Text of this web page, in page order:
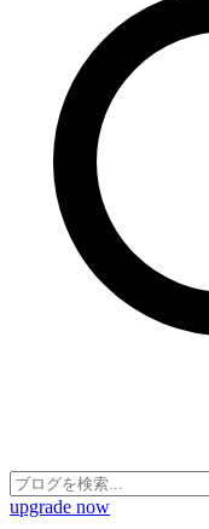
upgrade now